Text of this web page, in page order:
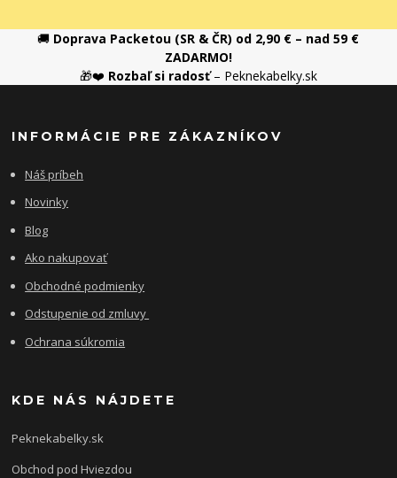
🚚 Doprava Packetou (SR & ČR) od 2,90 € – nad 59 €
ZADARMO!
🎁❤️ Rozbaľ si radosť– Peknekabelky.sk
INFORMÁCIE PRE ZÁKAZNÍKOV
Náš príbeh
Novinky
Blog
Ako nakupovať
Obchodné podmienky
Odstupenie od zmluvy
Ochrana súkromia
KDE NÁS NÁJDETE
Peknekabelky.sk
Obchod pod Hviezdou